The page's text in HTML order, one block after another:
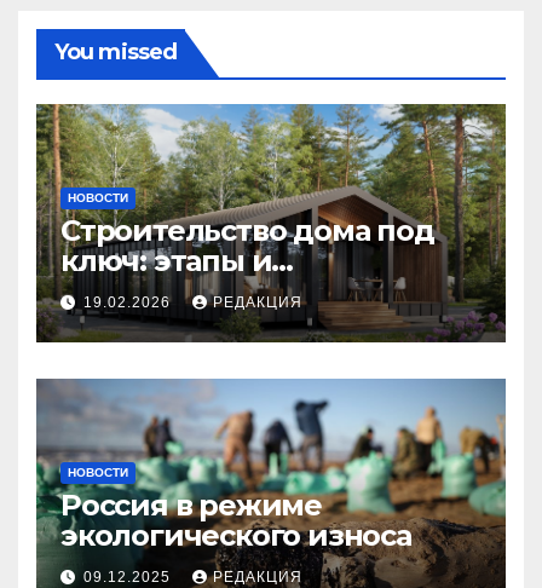
You missed
НОВОСТИ
Строительство дома под
ключ: этапы и
планирование бюджета
19.02.2026 РЕДАКЦИЯ
НОВОСТИ
Россия в режиме
экологического износа
09.12.2025 РЕДАКЦИЯ